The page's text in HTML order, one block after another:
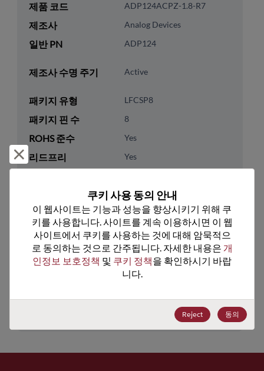
제품 코드 ADP124ACPZ-1.8-R7
제조사 Analog Devices
일반 PN ADP124
제조사 수명 주기 Active
패키지 유형 LFCSP8
패키지 핀 수 8
ROHS 준수 Yes
리드프리 Yes
3000
기술 카테고리 Analog & Mixed Signal
기술 하위 카테고리 Power Management
기술 그룹 LDOs/Linear Regulators
거부 및 닫기
쿠키 사용 동의 안내
이 웹사이트는 기능과 성능을 향상시키기 위해 쿠
키를 사용합니다. 사이트를 계속 이용하시면 이 웹
사이트에서 쿠키를 사용하는 것에 대해 암묵적으
로 동의하는 것으로 간주됩니다. 자세한 내용은 개
인정보 보호정책 및 쿠키 정책을 확인하시기 바랍
니다.
Reject 동의